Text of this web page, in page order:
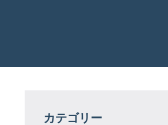
カテゴリー